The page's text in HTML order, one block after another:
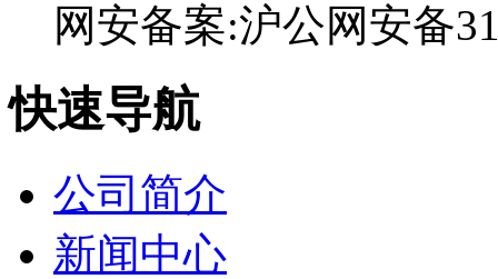
网安备案:沪公网安备
快速导航
公司简介
新闻中心